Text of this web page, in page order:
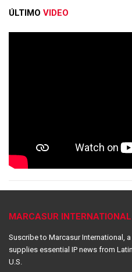
ÚLTIMO VIDEO
MARCASUR INTERNATIONAL
Suscribe to Marcasur International,
supplies essential IP news from
U.S.